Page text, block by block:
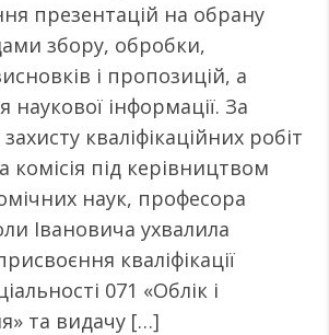
презентацій на обрану
збору, обробки,
і пропозицій, а
інформації. За
кваліфікаційних робіт
комісія під керівництвом
наук, професора
Івановича ухвалила
кваліфікації
071 «Облік і
та видачу […]